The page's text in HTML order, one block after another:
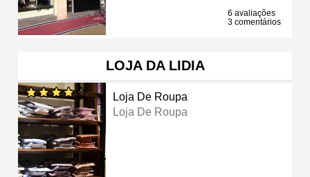
6 avaliações
3 comentários
LOJA DA LIDIA
Loja De Roupa
Loja De Roupa